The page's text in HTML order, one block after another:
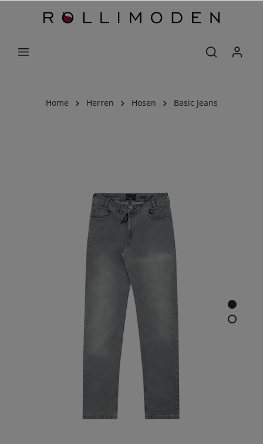
Home Herren Hosen Basic Jeans